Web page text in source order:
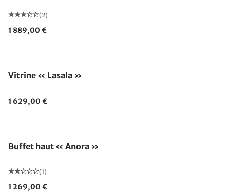
(2)
1 889,00 €
Vitrine « Lasala »
1 629,00 €
Buffet haut « Anora »
(1)
1 269,00 €